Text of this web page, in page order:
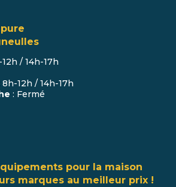
/ 14h-17h
8h-12h / 14h-17h
: Fermé
pour la maison
marques au meilleur prix !